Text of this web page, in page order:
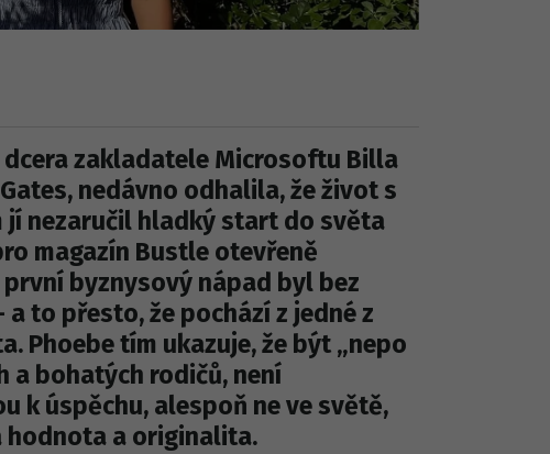
dcera zakladatele Microsoftu Billa
nedávno odhalila, že život s
nezaručil hladký start do světa
magazín Bustle otevřeně
byznysový nápad byl bez
to přesto, že pochází z jedné z
Phoebe tím ukazuje, že být „nepo
a bohatých rodičů, není
k úspěchu, alespoň ne ve světě,
hodnota a originalita.